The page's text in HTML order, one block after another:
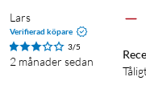
Lars
Verifierad köpare
3/5
2 månader sedan